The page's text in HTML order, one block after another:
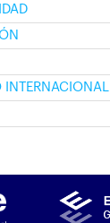
INTERNACIONAL